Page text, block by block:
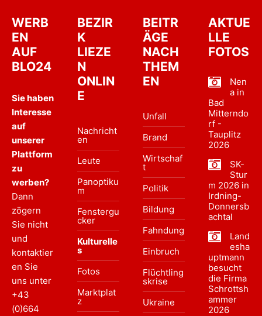
WERB
EN
AUF
BLO24
Sie haben
Interesse
auf
unserer
Plattform
zu
werben?
Dann
zögern
Sie nicht
und
kontaktier
en Sie
uns unter
+43
(0)664
BEZIR
K
LIEZE
N
ONLIN
E
Nachricht
en
Leute
Panoptiku
m
Fenstergu
cker
Kulturelle
s
Fotos
Marktplat
z
BEITR
ÄGE
NACH
THEM
EN
Unfall
Brand
Wirtschaf
t
Politik
Bildung
Fahndung
Einbruch
Flüchtling
skrise
Ukraine
AKTUE
LLE
FOTOS
Nen
a in
Bad
Mitterndo
rf -
Tauplitz
2026
SK-
Stur
m 2026 in
Irdning-
Donnersb
achtal
Land
esha
uptmann
besucht
die Firma
Schrottsh
ammer
2026